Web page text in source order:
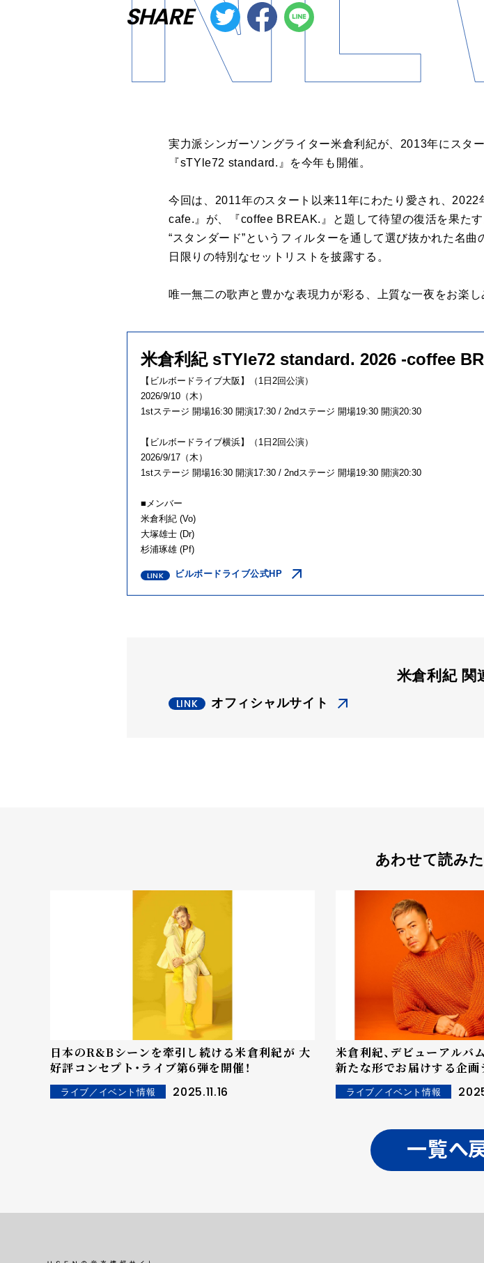
SHARE
実力派シンガーソングライター米倉利紀が、2013年にスタ
『sTYle72 standard.』を今年も開催。
今回は、2011年のスタート以来11年にわたり愛され、
cafe.』が、『coffee BREAK.』と題して待望の復活を果たす
“スタンダード”というフィルターを通して選び抜かれた名
日限りの特別なセットリストを披露する。
唯一無二の歌声と豊かな表現力が彩る、上質な一夜をお楽し
米倉利紀 sTYle72 standard. 2026 -coffee
【ビルボードライブ大阪】（1日2回公演）
2026/9/10（木）
1stステージ 開場16:30 開演17:30 / 2ndステージ 開場19:30 開演20:30
【ビルボードライブ横浜】（1日2回公演）
2026/9/17（木）
1stステージ 開場16:30 開演17:30 / 2ndステージ 開場19:30 開演20:30
■メンバー
米倉利紀 (Vo)
大塚雄士 (Dr)
杉浦琢雄 (Pf)
ビルボードライブ公式HP
米倉利紀 関
オフィシャルサイト
あわせて読み
日本のR&Bシーンを牽引し続ける米倉利紀が 大
好評コンセプト・ライブ第6弾を開催！
ライブ／イベント情報 2025.11.16
米倉利紀、デビューアル
新たな形でお届けする企
standard"最新回を開催
ライブ／イベント情報
一覧へ